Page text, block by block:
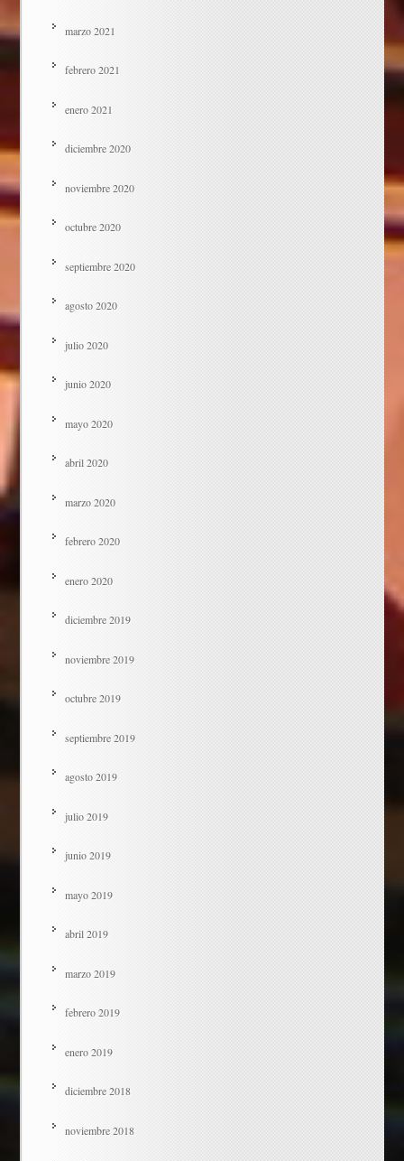
marzo 2021
febrero 2021
enero 2021
diciembre 2020
noviembre 2020
octubre 2020
septiembre 2020
agosto 2020
julio 2020
junio 2020
mayo 2020
abril 2020
marzo 2020
febrero 2020
enero 2020
diciembre 2019
noviembre 2019
octubre 2019
septiembre 2019
agosto 2019
julio 2019
junio 2019
mayo 2019
abril 2019
marzo 2019
febrero 2019
enero 2019
diciembre 2018
noviembre 2018